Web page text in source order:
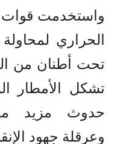
واستخدمت قوات
الحراري
تحت أطنان من
تشكل الأمطار
حدوث مزيد من
وعرقلة جهود